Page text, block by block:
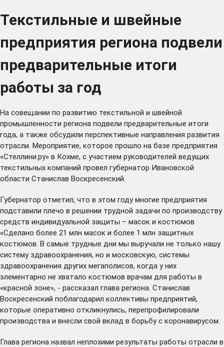
Текстильные и швейные
предприятия региона подвели
предварительные итоги
работы за год
На совещании по развитию текстильной и швейной
промышленности региона подвели предварительные итоги
года, а также обсудили перспективные направления развития
отрасли. Мероприятие, которое прошло на базе предприятия
«Стеллини.ру» в Кохме, с участием руководителей ведущих
текстильных компаний провел губернатор Ивановской
области Станислав Воскресенский.
Губернатор отметил, что в этом году многие предприятия
подставили плечо в решении трудной задачи по производству
средств индивидуальной защиты – масок и костюмов.
«Сделано более 21 млн масок и более 1 млн защитных
костюмов. В самые трудные дни мы выручали не только нашу
систему здравоохранения, но и московскую, системы
здравоохранения других мегаполисов, когда у них
элементарно не хватало костюмов врачам для работы в
«красной зоне», - рассказал глава региона. Станислав
Воскресенский поблагодарил коллективы предприятий,
которые оперативно откликнулись, перепрофилировали
производства и внесли свой вклад в борьбу с коронавирусом.
Глава региона назвал неплохими результаты работы отрасли в